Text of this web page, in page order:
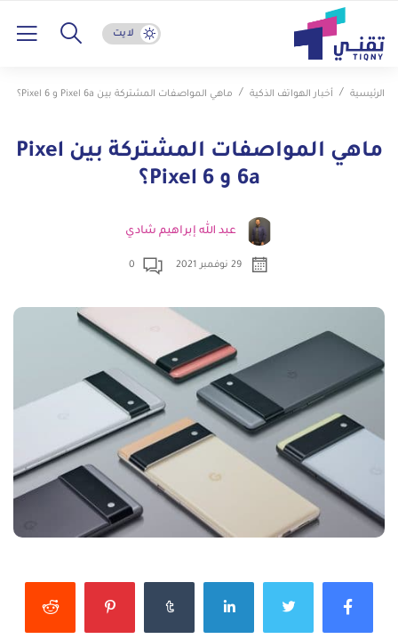
لايت
الرئيسية أخبار الهواتف الذكية ماهي المواصفات المشتركة بين Pixel 6a و Pixel 6؟
ماهي المواصفات المشتركة بين Pixel
6a و Pixel 6؟
عبد الله إبراهيم شادي
29 نوفمبر 2021 0